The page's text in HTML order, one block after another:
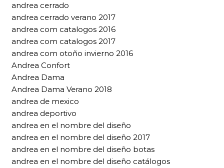
andrea cerrado
andrea cerrado verano 2017
andrea com catalogos 2016
andrea com catalogos 2017
andrea com otoño invierno 2016
Andrea Confort
Andrea Dama
Andrea Dama Verano 2018
andrea de mexico
andrea deportivo
andrea en el nombre del diseño
andrea en el nombre del diseño 2017
andrea en el nombre del diseño botas
andrea en el nombre del diseño catálogos